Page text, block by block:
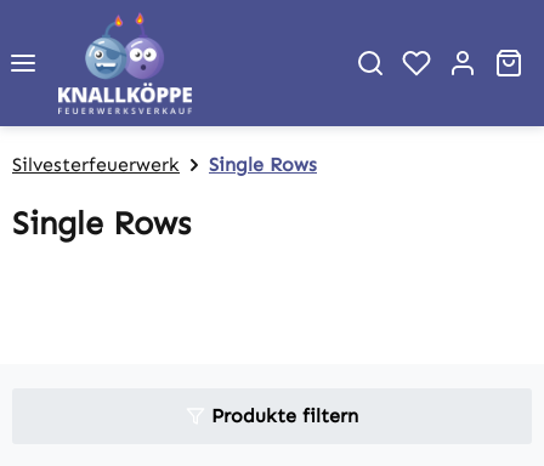
Zum Hauptinhalt springen
Silvesterfeuerwerk Single Rows
Single Rows
Produkte filtern